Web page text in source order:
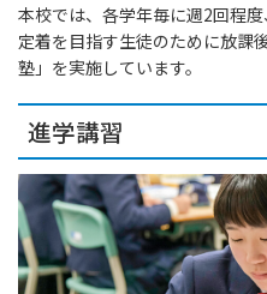
本校では、各学年毎に週2回程
定着を目指す生徒のために放課
塾」を実施しています。
進学講習